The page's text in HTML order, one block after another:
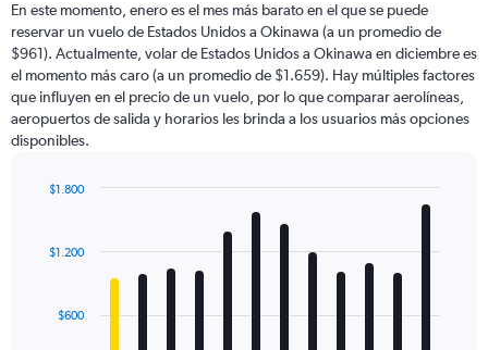
categories.
The
chart
has
1
Y
axis
values.
to
En este momento, enero es el mes más barato en el que se puede
reservar un vuelo de Estados Unidos a Okinawa (a un promedio de
$961). Actualmente, volar de Estados Unidos a Okinawa en diciembre es
el momento más caro (a un promedio de $1.659). Hay múltiples factores
que influyen en el precio de un vuelo, por lo que comparar aerolíneas,
aeropuertos de salida y horarios les brinda a los usuarios más opciones
disponibles.
with
12
The$600
$1.200
$1.800